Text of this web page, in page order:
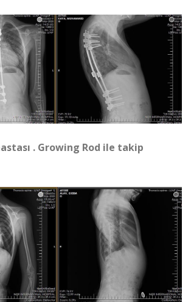
. Growing Rod ile takip